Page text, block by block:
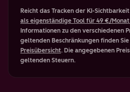
Reicht das Tracken der KI-Sichtbarkeit
als eigenständige Tool für 49 €/
Informationen zu den verschiedenen
geltenden Beschränkungen finden
Preisübersicht. Die angegebenen
geltenden Steuern.